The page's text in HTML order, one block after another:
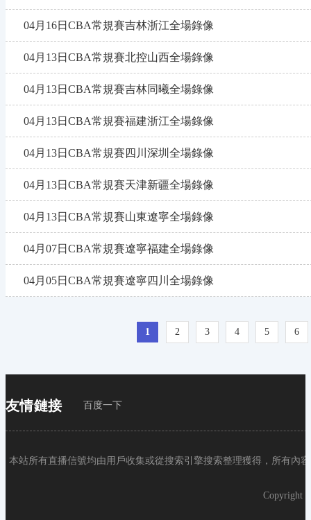
04月16日CBA常規賽吉林浙江全場錄像
04月13日CBA常規賽北控山西全場錄像
04月13日CBA常規賽吉林同曦全場錄像
04月13日CBA常規賽福建浙江全場錄像
04月13日CBA常規賽四川深圳全場錄像
04月13日CBA常規賽天津新疆全場錄像
04月13日CBA常規賽山東遼寧全場錄像
04月07日CBA常規賽遼寧福建全場錄像
04月05日CBA常規賽遼寧四川全場錄像
1 2 3 4 5 6
友情鏈接 百度一下
本站所有直播信號均由用戶收集或從搜索引擎搜索整理獲得，所有內
Copyright